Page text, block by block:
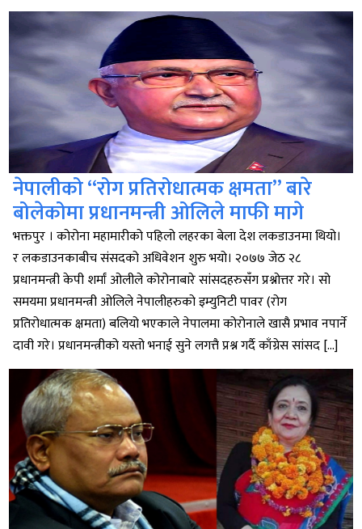
नेपालीको “रोग प्रतिरोधात्मक क्षमता” बारे
बोलेकोमा प्रधानमन्त्री ओलिले माफी मागे
भक्तपुर । कोरोना महामारीको पहिलो लहरका बेला देश लकडाउनमा थियो।
र लकडाउनकाबीच संसदको अधिवेशन शुरु भयो। २०७७ जेठ २८
प्रधानमन्त्री केपी शर्मां ओलीले कोरोनाबारे सांसदहरुसँग प्रश्नोत्तर गरे। सो
समयमा प्रधानमन्त्री ओलिले नेपालीहरुको इम्युनिटी पावर (रोग
प्रतिरोधात्मक क्षमता) बलियो भएकाले नेपालमा कोरोनाले खासै प्रभाव नपार्ने
दावी गरे। प्रधानमन्त्रीको यस्तो भनाई सुने लगत्तै प्रश्न गर्दै काँग्रेस सांसद […]